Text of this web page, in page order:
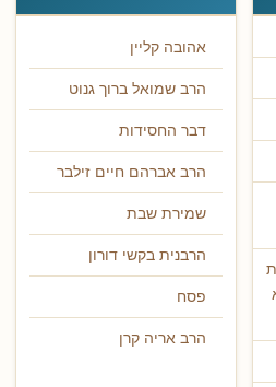
אהובה קליין
הרב שמואל ברוך גנוט
דבר החסידות
הרב אברהם חיים זילבר
שמירת שבת
הרבנית בקשי דורון
פסח
הרב אריה קרן